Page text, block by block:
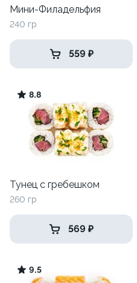
Мини-Филадельфия
240 гр
559 ₽
8.8
Тунец с гребешком
260 гр
569 ₽
9.5